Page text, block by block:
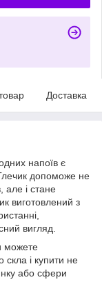
Доставка
напоїв є
допоможе не
але і стане
виготовлений з
вигляд.
можете
скла і купити не
або сфери